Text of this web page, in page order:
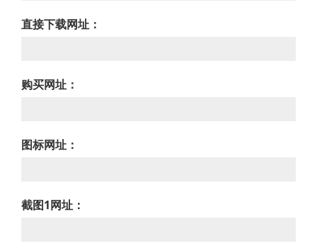
直接下载网址：
购买网址：
图标网址：
截图1网址：